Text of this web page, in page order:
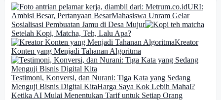
URI:
Ambisi Besar, Pertanyaan BesarMahasiswa Unram Gelar
Sosialisasi Pembuatan Jamu di Desa Mujur
Setelah Kopi, Matcha, Teh, Lalu Apa?
Kreator
Konten yang Menjadi Tahanan Algoritma
Testimoni, Konversi, dan Nurani: Tiga Kata yang Sedang
Menguji Bisnis Digital KitaHarga Saya Kok Lebih Mahal?
Ketika AI Mulai Menentukan Tarif untuk Setiap Orang